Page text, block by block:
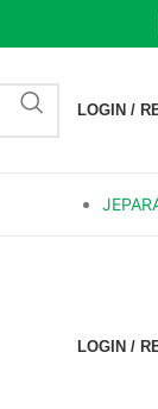
LOGIN /
LOGIN /